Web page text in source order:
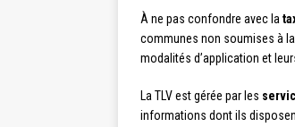
À ne pas confondre avec la
communes non soumises à
modalités d’application et
La TLV est gérée par les
informations dont ils